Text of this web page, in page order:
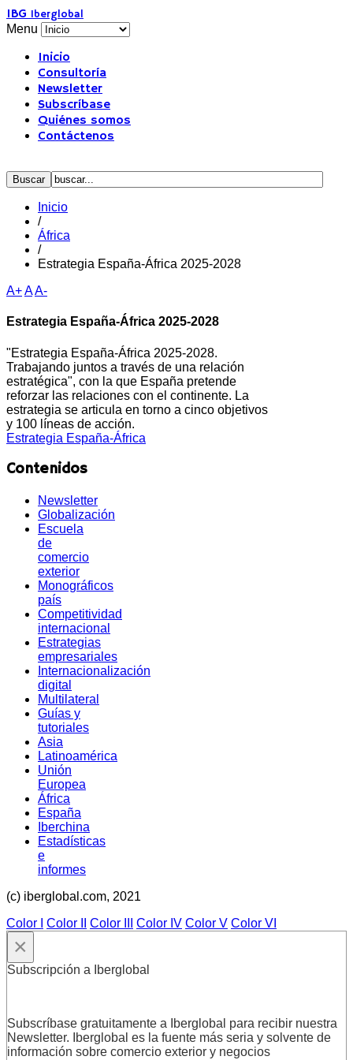
IBG Iberglobal
Menu
Inicio
Consultoría
Newsletter
Subscríbase
Quiénes somos
Contáctenos
Inicio
/
África
/
Estrategia España-África 2025-2028
A+AA-
Estrategia España-África 2025-2028
"Estrategia España-África 2025-2028.
Trabajando juntos a través de una relación
estratégica", con la que España pretende
reforzar las relaciones con el continente. La
estrategia se articula en torno a cinco objetivos
y 100 líneas de acción.
Estrategia España-África
Contenidos
Newsletter
Globalización
Escuela
de
comercio
exterior
Monográficos
país
Competitividad
internacional
Estrategias
empresariales
Internacionalización
digital
Multilateral
Guías y
tutoriales
Asia
Latinoamérica
Unión
Europea
África
España
Iberchina
Estadísticas
e
informes
(c) iberglobal.com, 2021
Color I
Color II Color III Color IV Color V Color VI
×
Subscripción a Iberglobal
Subscríbase gratuitamente a Iberglobal para recibir nuestra
Newsletter. Iberglobal es la fuente más seria y solvente de
información sobre comercio exterior y negocios